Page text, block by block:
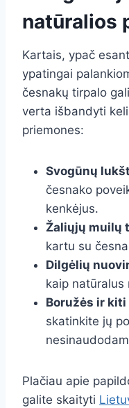
natūralios
Kartais, ypač
ypatingai
česnakų tirpalo
verta išbandyti
priemones:
Svogūnų
česnako
kenkėjus.
Žaliųjų muilų
kartu su
Dilgėlių
kaip natūralus
Boružės ir
skatinkite jų
Plačiau apie
galite skaityti